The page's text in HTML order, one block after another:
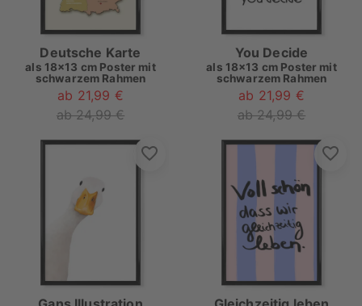
Deutsche Karte
als 18x13 cm Poster mit
schwarzem Rahmen
ab 21,99 €
ab 24,99 €
You Decide
als 18x13 cm Poster mit
schwarzem Rahmen
ab 21,99 €
ab 24,99 €